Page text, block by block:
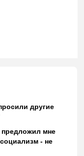
другие
мне
- не